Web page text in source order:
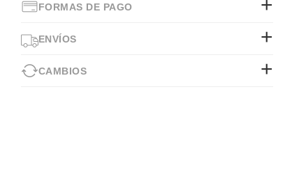
FORMAS DE PAGO
ENVÍOS
CAMBIOS